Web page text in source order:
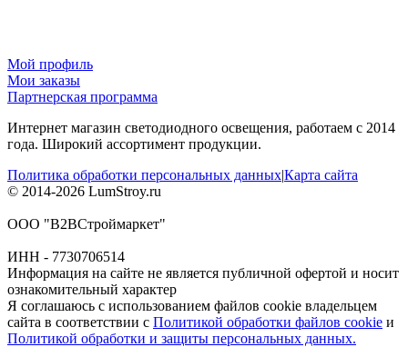
Мой профиль
Мои заказы
Партнерская программа
Интернет магазин светодиодного освещения, работаем с 2014
года. Широкий ассортимент продукции.
Политика обработки персональных данных|Карта сайта
© 2014-2026 LumStroy.ru
ООО "В2ВСтроймаркет"
ИНН - 7730706514
Информация на сайте не является публичной офертой и носит
ознакомительный характер
Я соглашаюсь с использованием файлов cookie владельцем
сайта в соответствии с Политикой обработки файлов cookie и
Политикой обработки и защиты персональных данных.